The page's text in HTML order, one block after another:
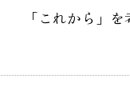
「これから」